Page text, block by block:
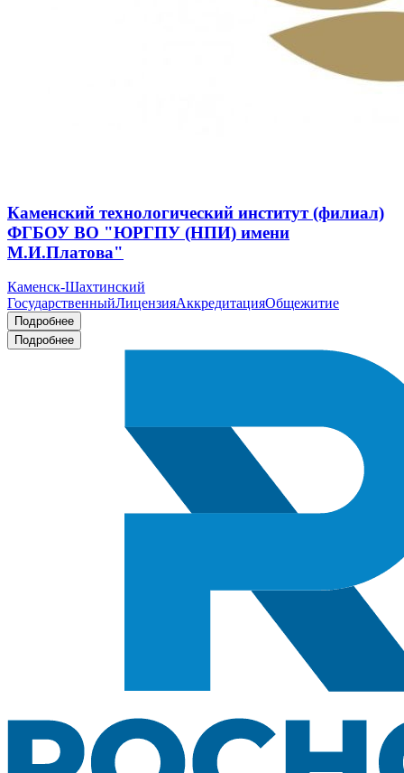
Каменский технологический институт (филиал)
ФГБОУ ВО "ЮРГПУ (НПИ) имени
М.И.Платова"
Каменск-Шахтинский
ГосударственныйЛицензияАккредитацияОбщежитие
Подробнее
Подробнее